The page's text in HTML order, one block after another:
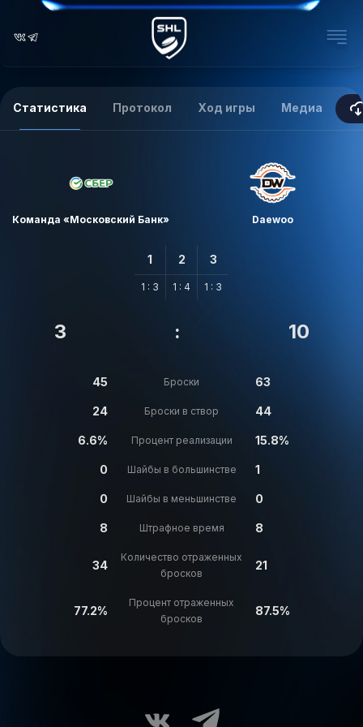
Статистика Протокол Ход игры Медиа
Команда «Московский Банк» Daewoo
1
1 : 3
2
1 : 4
3
1 : 3
3 : 10
45 Броски 63
24 Броски в створ 44
6.6% Процент реализации 15.8%
0 Шайбы в большинстве 1
0 Шайбы в меньшинстве 0
8 Штрафное время 8
34
Количество отраженных
бросков
21
77.2%
Процент отраженных
бросков
87.5%